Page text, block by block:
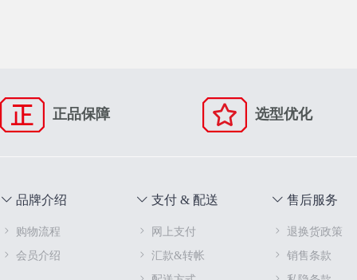
正品保障 选型优化
品牌介绍
购物流程
会员介绍
支付 & 配送
网上支付
汇款&转帐
售后服务
退换货政策
销售条款